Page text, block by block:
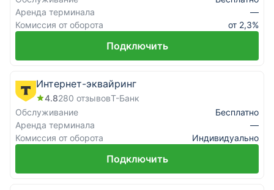
Аренда терминала
—
Комиссия от оборота
от 2,3%
Подключить
Интернет-эквайринг
4.8280 отзывовТ-Банк
Обслуживание
Бесплатно
Аренда терминала
—
Комиссия от оборота
Индивидуально
Подключить